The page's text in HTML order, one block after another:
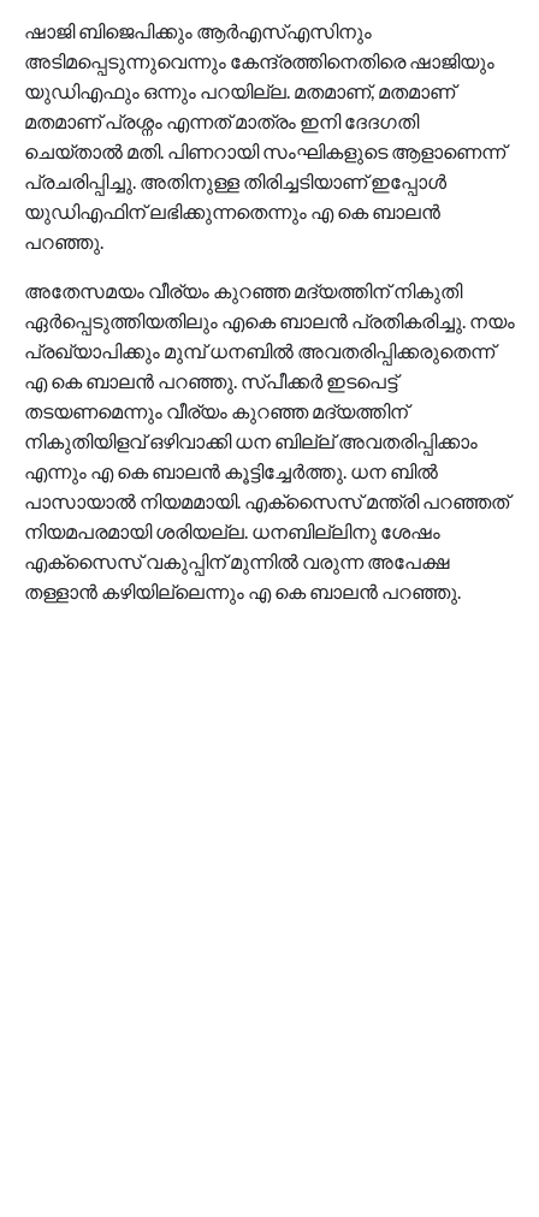
ഷാജി ബിജെപിക്കും ആർഎസ്എസിനും
അടിമപ്പെടുന്നുവെന്നും കേന്ദ്രത്തിനെതിരെ ഷാജിയും
യുഡിഎഫും ഒന്നും പറയില്ല. മതമാണ്, മതമാണ്
മതമാണ് പ്രശ്നം എന്നത് മാത്രം ഇനി ദേദഗതി
ചെയ്താൽ മതി. പിണറായി സംഘികളുടെ ആളാണെന്ന്
പ്രചരിപ്പിച്ചു. അതിനുള്ള തിരിച്ചടിയാണ് ഇപ്പോൾ
യുഡിഎഫിന് ലഭിക്കുന്നതെന്നും എ കെ ബാലൻ
പറഞ്ഞു.
അതേസമയം വീര്യം കുറഞ്ഞ മദ്യത്തിന് നികുതി
ഏർപ്പെടുത്തിയതിലും എകെ ബാലൻ പ്രതികരിച്ചു. നയം
പ്രഖ്യാപിക്കും മുമ്പ് ധനബിൽ അവതരിപ്പിക്കരുതെന്ന്
എ കെ ബാലൻ പറഞ്ഞു. സ്പീക്കർ ഇടപെട്ട്
തടയണമെന്നും വീര്യം കുറഞ്ഞ മദ്യത്തിന്
നികുതിയിളവ് ഒഴിവാക്കി ധന ബില്ല് അവതരിപ്പിക്കാം
എന്നും എ കെ ബാലൻ കൂട്ടിച്ചേർത്തു. ധന ബിൽ
പാസായാൽ നിയമമായി. എക്സൈസ് മന്ത്രി പറഞ്ഞത്
നിയമപരമായി ശരിയല്ല. ധനബില്ലിനു ശേഷം
എക്സൈസ് വകുപ്പിന് മുന്നിൽ വരുന്ന അപേക്ഷ
തള്ളാൻ കഴിയില്ലെന്നും എ കെ ബാലൻ പറഞ്ഞു.